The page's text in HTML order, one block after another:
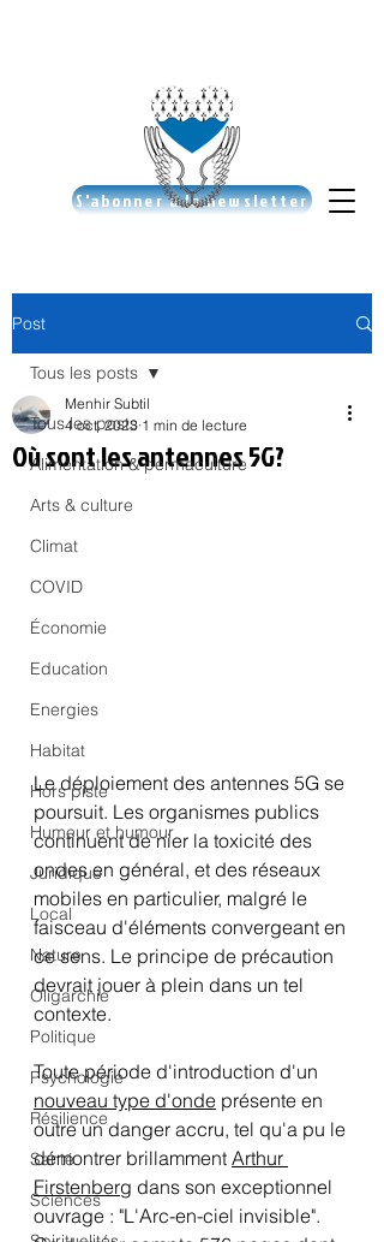
S'abonner à la newsletter
Post
Tous les posts
Alimentation & permaculture
Arts & culture
Climat
COVID
Économie
Education
Energies
Habitat
Hors piste
Humeur et humour
Juridique
Local
Nature
Oligarchie
Politique
Psychologie
Résilience
Santé
Sciences
Tous les posts
Où sont les antennes 5G?
Menhir Subtil
4 oct. 2023 1 min de lecture
Le déploiement des antennes 5G se
poursuit. Les organismes publics
continuent de nier la toxicité des
ondes en général, et des réseaux
mobiles en particulier, malgré le
faisceau d'éléments convergeant en
ce sens. Le principe de précaution
devrait jouer à plein dans un tel
contexte.
Toute période d'introduction d'un
nouveau type d'onde présente en
outre un danger accru, tel qu'a pu le
démontrer brillamment Arthur
Firstenberg dans son exceptionnel
ouvrage : "L'Arc-en-ciel invisible".